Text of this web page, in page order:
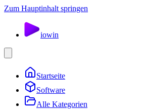
Zum Hauptinhalt springen
iowin
Startseite
Software
Alle Kategorien